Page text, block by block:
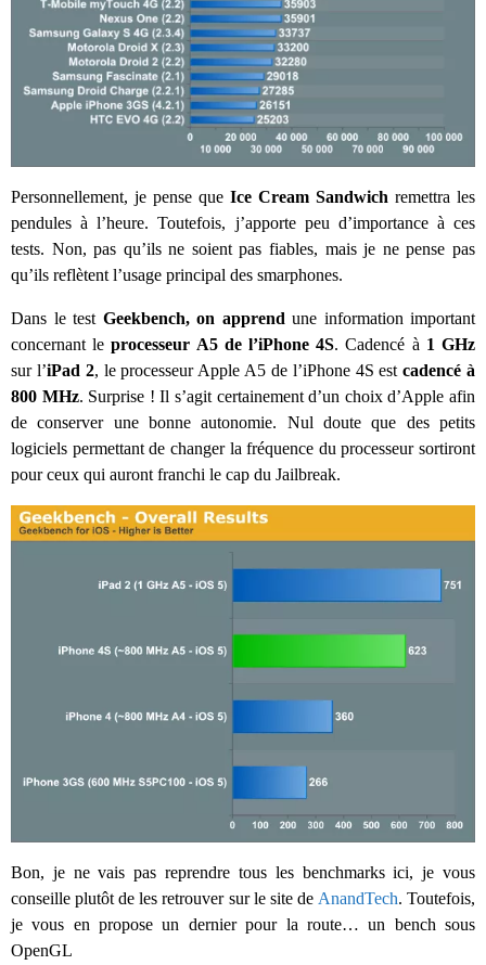
Personnellement, je pense que Ice Cream Sandwich remettra les
pendules à l’heure. Toutefois, j’apporte peu d’importance à ces
tests. Non, pas qu’ils ne soient pas fiables, mais je ne pense pas
qu’ils reflètent l’usage principal des smarphones.
Dans le test Geekbench, on apprend une information important
concernant leprocesseur A5 de l’iPhone 4S. Cadencé à 1 GHz
sur l’iPad 2, le processeur Apple A5 de l’iPhone 4S estcadencé à
800 MHz. Surprise ! Il s’agit certainement d’un choix d’Apple afin
de conserver une bonne autonomie. Nul doute que des petits
logiciels permettant de changer la fréquence du processeur sortiront
pour ceux qui auront franchi le cap du Jailbreak.
Bon, je ne vais pas reprendre tous les benchmarks ici, je vous
conseille plutôt de les retrouver sur le site de AnandTech. Toutefois,
je vous en propose un dernier pour la route… un bench sous
OpenGL